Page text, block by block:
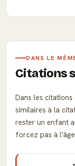
DANS LE
Citations
Dans les
similaires à la
rester un enfant
forcez pas à